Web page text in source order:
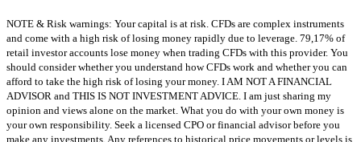
NOTE & Risk warnings: Your capital is at risk. CFDs are complex instruments
and come with a high risk of losing money rapidly due to leverage. 79,17% of
retail investor accounts lose money when trading CFDs with this provider. You
should consider whether you understand how CFDs work and whether you can
afford to take the high risk of losing your money. I AM NOT A FINANCIAL
ADVISOR and THIS IS NOT INVESTMENT ADVICE. I am just sharing my
opinion and views alone on the market. What you do with your own money is
your own responsibility. Seek a licensed CPO or financial advisor before you
make any investments. Any references to historical price movements or levels is